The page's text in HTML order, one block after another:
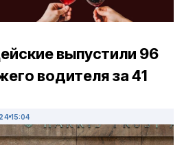
выпустили 96
водителя за 41
15:04